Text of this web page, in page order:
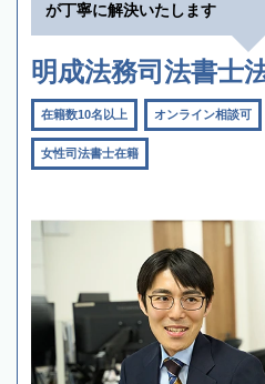
が丁寧に解決いたします
明成法務司法書士
在籍数10名以上 オンライン相談可
女性司法書士在籍